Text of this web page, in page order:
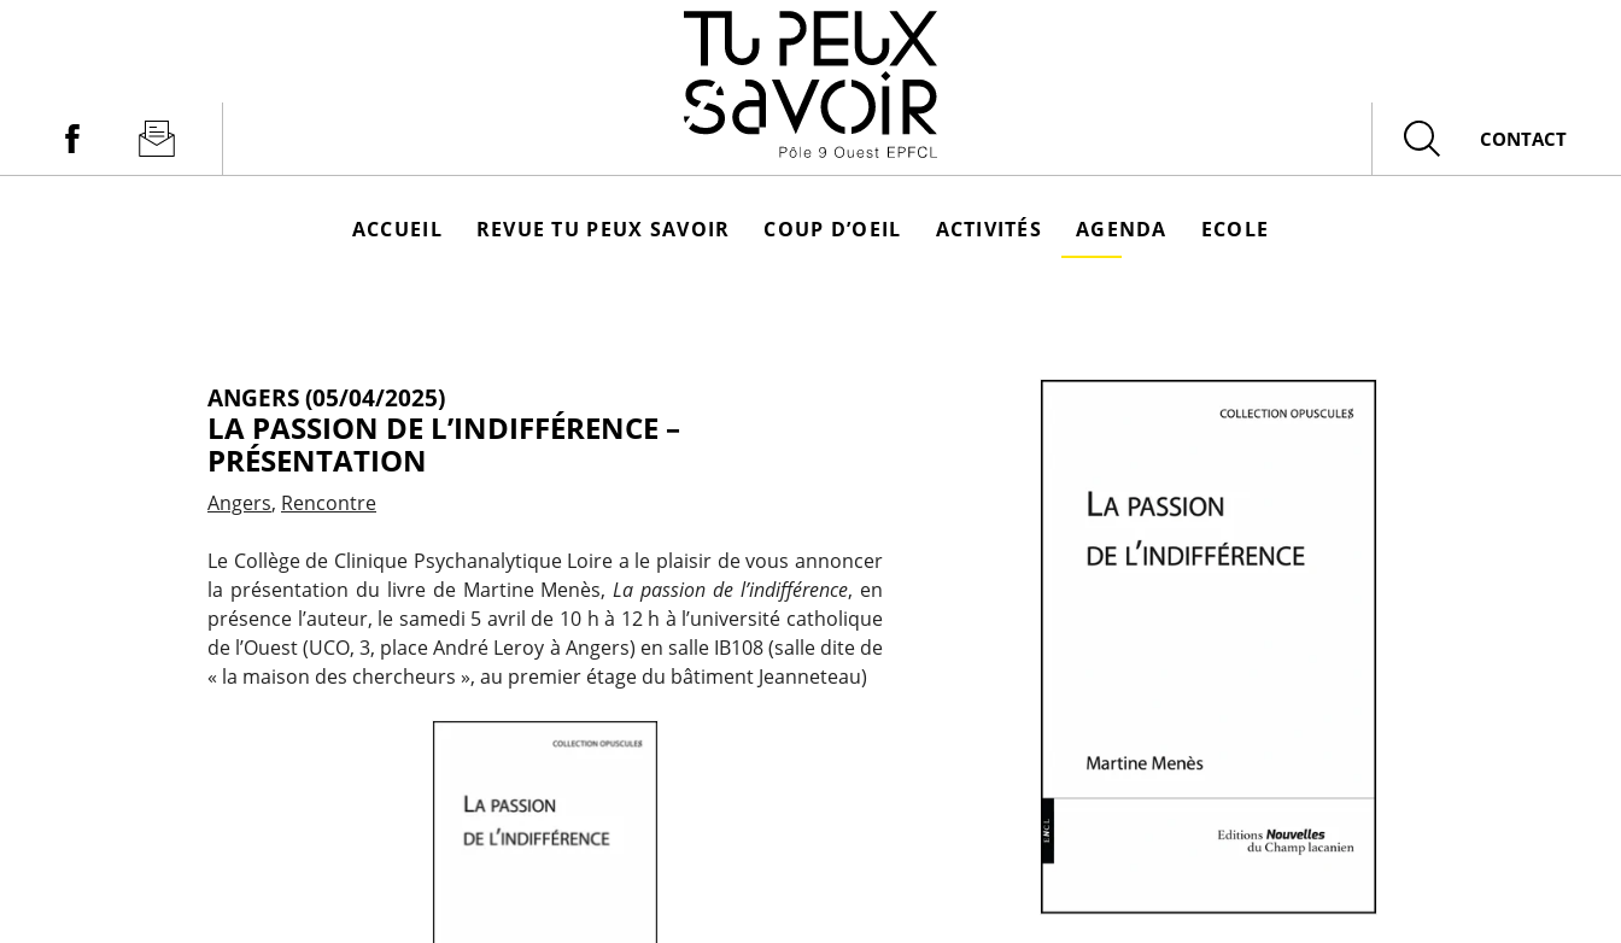
Facebook Newsletter
Rechercher
CONTACT
ACCUEIL REVUE TU PEUX SAVOIR COUP D’OEIL ACTIVITÉS AGENDA ECOLE
ANGERS (05/04/2025)
LA PASSION DE L’INDIFFÉRENCE –
PRÉSENTATION
Angers Rencontre
Le Collège de Clinique Psychanalytique Loire a le plaisir de vous annoncer
la présentation du livre de Martine Menès,La passion de l’indifférence, en
présence l’auteur, le samedi 5 avril de 10 h à 12 h à l’université catholique
de l’Ouest (UCO, 3, place André Leroy à Angers) en salle IB108 (salle dite de
« la maison des chercheurs », au premier étage du bâtiment Jeanneteau)